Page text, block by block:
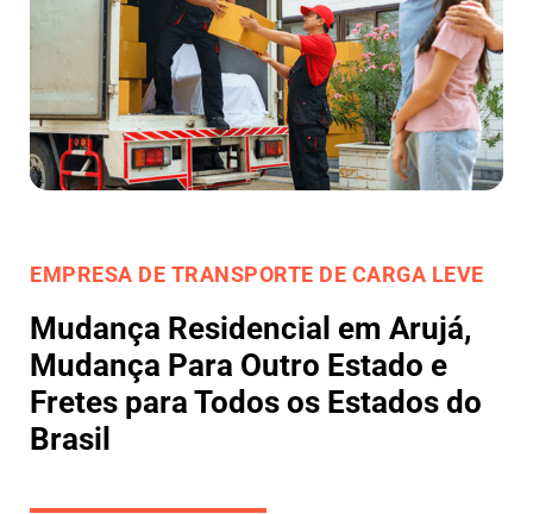
EMPRESA DE TRANSPORTE DE CARGA LEVE
Mudança Residencial em Arujá,
Mudança Para Outro Estado e
Fretes para Todos os Estados do
Brasil